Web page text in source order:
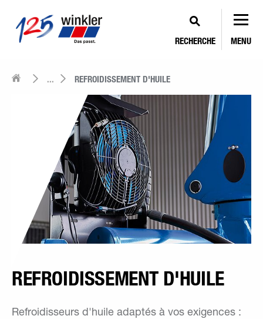
RECHERCHE MENU
... REFROIDISSEMENT D'HUILE
REFROIDISSEMENT D'HUILE
Refroidisseurs d'huile adaptés à vos exigences :